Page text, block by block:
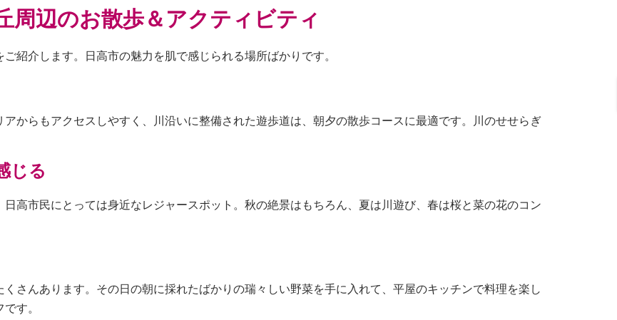
周辺のお散歩＆アクティビティ
紹介します。日高市の魅力を肌で感じられる場所ばかりです。
からもアクセスしやすく、川沿いに整備された遊歩道は、朝夕の散歩コースに最適です。川のせせらぎ
じる
高市民にとっては身近なレジャースポット。秋の絶景はもちろん、夏は川遊び、春は桜と菜の花のコン
さんあります。その日の朝に採れたばかりの瑞々しい野菜を手に入れて、平屋のキッチンで料理を楽し
す。